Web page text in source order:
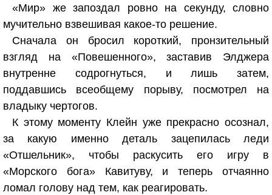
«Мир» же запоздал ровно на секунду, словно
мучительно взвешивая какое-то решение.
Сначала он бросил короткий, пронзительный
взгляд на «Повешенного», заставив Элджера
внутренне содрогнуться, и лишь затем,
поддавшись всеобщему порыву, посмотрел на
владыку чертогов.
К этому моменту Клейн уже прекрасно осознал,
за какую именно деталь зацепилась леди
«Отшельник», чтобы раскусить его игру в
«Морского бога» Кавитуву, и теперь отчаянно
ломал голову над тем, как реагировать.